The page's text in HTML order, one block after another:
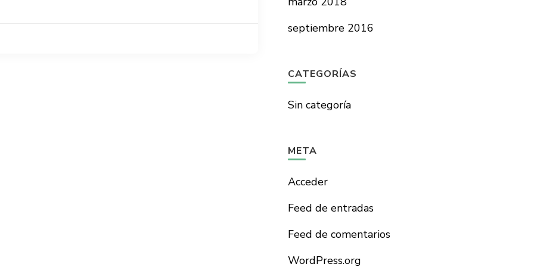
septiembre 2016
CATEGORÍAS
Sin categoría
META
Acceder
Feed de entradas
Feed de comentarios
WordPress.org